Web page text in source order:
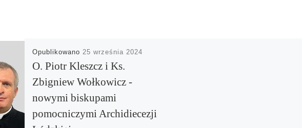
Opublikowano 25 września 2024
O. Piotr Kleszcz i Ks.
Zbigniew Wołkowicz -
nowymi biskupami
pomocniczymi Archidiecezji